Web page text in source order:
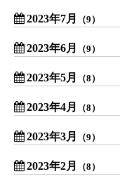
2023年7月 （9）
2023年6月 （9）
2023年5月 （8）
2023年4月 （8）
2023年3月 （9）
2023年2月 （8）